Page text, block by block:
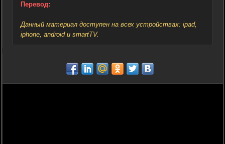
Перевод:
Данный материал доступен на всех устройствах: ipad,
iphone, android и smartTV.